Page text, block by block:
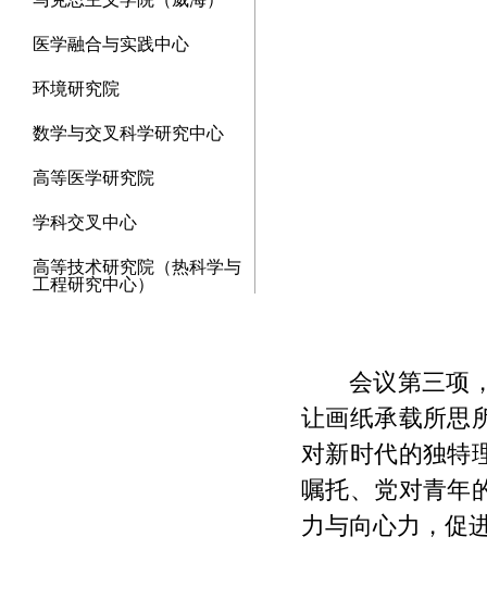
医学融合与实践中心
环境研究院
数学与交叉科学研究中心
高等医学研究院
学科交叉中心
高等技术研究院（热科学与
工程研究中心）
会议第三项
让画纸承载所思
对新时代的独特
嘱托、党对青年
力与向心力，促